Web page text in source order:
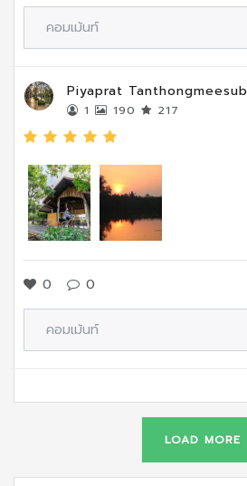
Piyaprat Tanthongmeesub
1 190 217
0 0
LOAD MORE